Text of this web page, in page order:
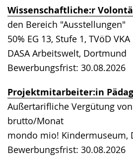
Wissenschaftliche:r
den Bereich "Ausstellungen"
50% EG 13, Stufe 1, TVöD VKA
DASA Arbeitswelt, Dortmund
Bewerbungsfrist: 30.08.2026
Projektmitarbeiter:in
Außertarifliche Vergütung
brutto/Monat
mondo mio! Kindermuseum,
Bewerbungsfrist: 30.08.2026